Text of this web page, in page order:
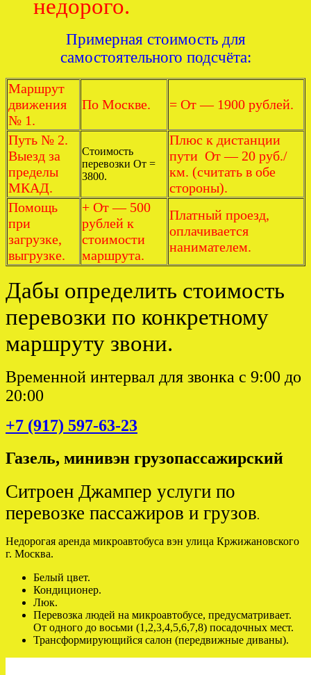
недорого.
Примерная стоимость для
самостоятельного подсчёта:
Маршрут
движения
№ 1.
По Москве. = От — 1900 рублей.
Путь № 2.
Выезд за
пределы
МКАД.
Стоимость
перевозки От =
3800.
Плюс к дистанции
пути От — 20 руб./
км. (считать в обе
стороны).
Помощь
при
загрузке,
выгрузке.
+ От — 500
рублей к
стоимости
маршрута.
Платный проезд,
оплачивается
нанимателем.
Дабы определить стоимость
перевозки по конкретному
маршруту звони.
Временной интервал для звонка с 9:00 до
20:00
+7 (917) 597-63-23
Газель, минивэн грузопассажирский
Ситроен Джампер услуги по
перевозке пассажиров и грузов.
Недорогая аренда микроавтобуса вэн улица Кржижановского
г. Москва.
Белый цвет.
Кондиционер.
Люк.
Перевозка людей на микроавтобусе, предусматривает.
От одного до восьми (1,2,3,4,5,6,7,8) посадочных мест.
Трансформирующийся салон (передвижные диваны).